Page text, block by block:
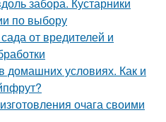
по выбору
от вредителей и
домашних условиях. Как и
очага своими